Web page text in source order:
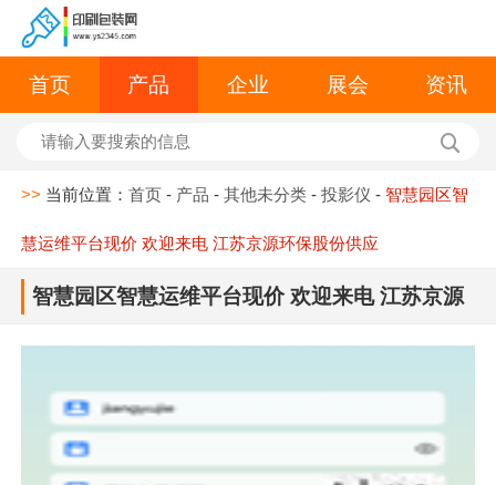
首页 产品 企业 展会 资讯
>> 当前位置：首页 - 产品 -其他未分类 -投影仪 - 智慧园区智
慧运维平台现价 欢迎来电 江苏京源环保股份供应
智慧园区智慧运维平台现价 欢迎来电 江苏京源